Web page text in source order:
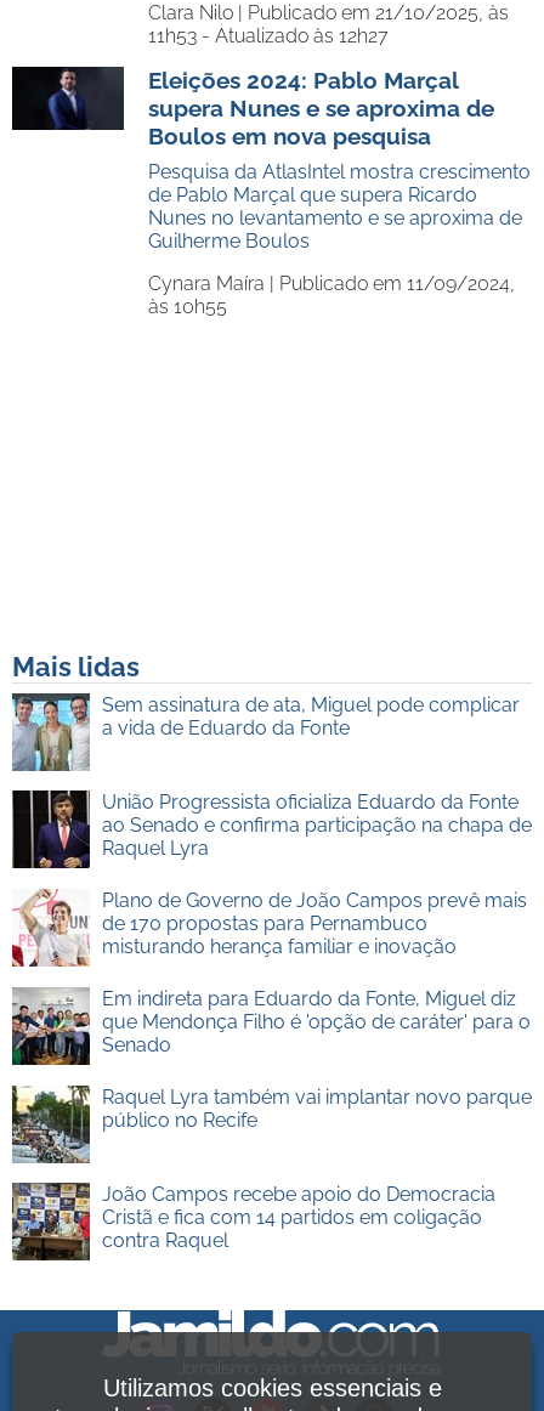
Clara Nilo | Publicado em 21/10/2025, às
11h53 - Atualizado às 12h27
Eleições 2024: Pablo Marçal
supera Nunes e se aproxima de
Boulos em nova pesquisa
Pesquisa da AtlasIntel mostra crescimento
de Pablo Marçal que supera Ricardo
Nunes no levantamento e se aproxima de
Guilherme Boulos
Cynara Maíra | Publicado em 11/09/2024,
às 10h55
Mais lidas
Sem assinatura de ata, Miguel pode complicar
a vida de Eduardo da Fonte
União Progressista oficializa Eduardo da Fonte
ao Senado e confirma participação na chapa de
Raquel Lyra
Plano de Governo de João Campos prevê mais
de 170 propostas para Pernambuco
misturando herança familiar e inovação
Em indireta para Eduardo da Fonte, Miguel diz
que Mendonça Filho é 'opção de caráter' para o
Senado
Raquel Lyra também vai implantar novo parque
público no Recife
João Campos recebe apoio do Democracia
Cristã e fica com 14 partidos em coligação
contra Raquel
Utilizamos cookies essenciais e